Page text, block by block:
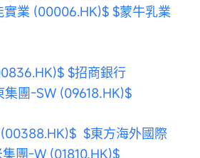
實業 (00006.HK)$ $蒙牛乳業
$招商銀行
集團-SW (09618.HK)$
$東方海外國際
團-W (01810.HK)$